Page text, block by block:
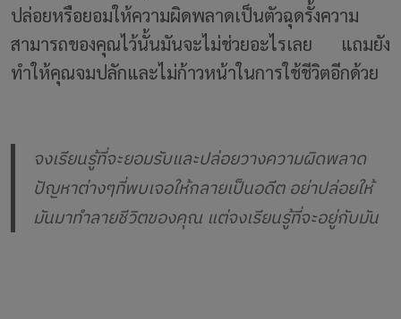
ปล่อยหรือยอมให้ความผิดพลาดเป็นตัวฉุดรั้งความ
สามารถของคุณไว้นั้นมันจะไม่ช่วยอะไรเลย แถมยัง
ทำให้คุณจมปลักและไม่ก้าวหน้าในการใช้ชีวิตอีกด้วย
จงเรียนรู้ที่จะยอมรับและปล่อยวางความผิดพลาด
ปัญหาต่างๆที่พบเจอให้กลายเป็นอดีต อย่าปล่อยให้
มันมาทำลายชีวิตของคุณ แต่จงเรียนรู้ที่จะอยู่กับมัน